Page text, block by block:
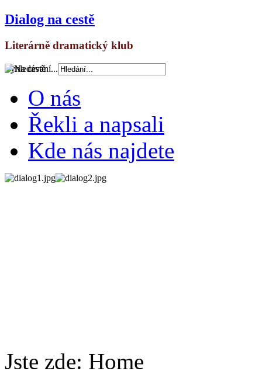
Dialog na cestě
Literárně dramatický klub
Vyhledávání...
O nás
Řekli a napsali
Kde nás najdete
Jste zde: Home